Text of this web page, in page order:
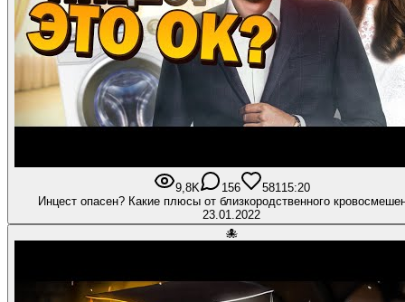
9,8K 156 581 15:20
Инцест опасен? Какие плюсы от близкородственного
23.01.2022
🐙